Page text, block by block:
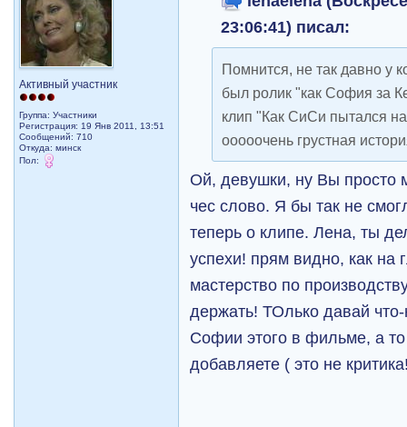
Активный участник
Группа: Участники
Регистрация: 19 Янв 2011, 13:51
Сообщений: 710
Откуда: минск
Пол:
23:06:41) писал:
Помнится, не так давно у
был ролик "как София за
клип "Как СиСи пытался
ооооочень грустная
Ой, девушки, ну Вы просто
чес слово. Я бы так не
теперь о клипе. Лена, ты
успехи! прям видно, как на
мастерство по
держать! ТОлько давай
Софии этого в фильме, а
добавляете ( это не